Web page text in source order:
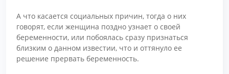
А что касается социальных причин, тогда о них
говорят, если женщина поздно узнает о своей
беременности, или побоялась сразу признаться
близким о данном известии, что и оттянуло ее
решение прервать беременность.